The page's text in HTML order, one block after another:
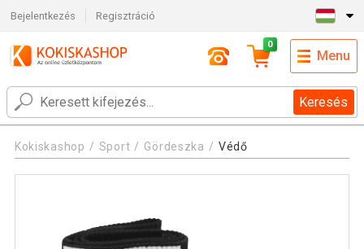
Bejelentkezés Regisztráció
Keresés
0
Menu
Kokiskashop Sport Gördeszka Védő